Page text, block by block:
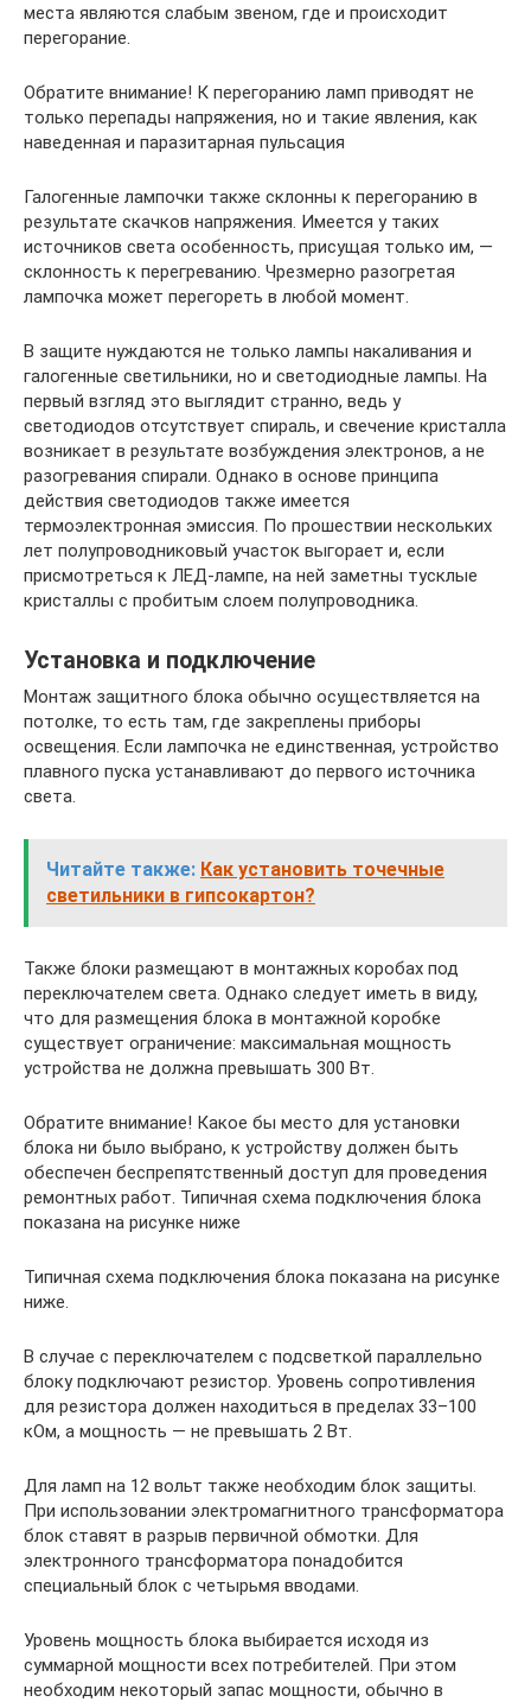
места являются слабым звеном, где и происходит
перегорание.
Обратите внимание! К перегоранию ламп приводят не
только перепады напряжения, но и такие явления, как
наведенная и паразитарная пульсация
Галогенные лампочки также склонны к перегоранию в
результате скачков напряжения. Имеется у таких
источников света особенность, присущая только им, —
склонность к перегреванию. Чрезмерно разогретая
лампочка может перегореть в любой момент.
В защите нуждаются не только лампы накаливания и
галогенные светильники, но и светодиодные лампы. На
первый взгляд это выглядит странно, ведь у
светодиодов отсутствует спираль, и свечение кристалла
возникает в результате возбуждения электронов, а не
разогревания спирали. Однако в основе принципа
действия светодиодов также имеется
термоэлектронная эмиссия. По прошествии нескольких
лет полупроводниковый участок выгорает и, если
присмотреться к ЛЕД-лампе, на ней заметны тусклые
кристаллы с пробитым слоем полупроводника.
Установка и подключение
Монтаж защитного блока обычно осуществляется на
потолке, то есть там, где закреплены приборы
освещения. Если лампочка не единственная, устройство
плавного пуска устанавливают до первого источника
света.
Читайте также: Как установить точечные
светильники в гипсокартон?
Также блоки размещают в монтажных коробах под
переключателем света. Однако следует иметь в виду,
что для размещения блока в монтажной коробке
существует ограничение: максимальная мощность
устройства не должна превышать 300 Вт.
Обратите внимание! Какое бы место для установки
блока ни было выбрано, к устройству должен быть
обеспечен беспрепятственный доступ для проведения
ремонтных работ. Типичная схема подключения блока
показана на рисунке ниже
Типичная схема подключения блока показана на рисунке
ниже.
В случае с переключателем с подсветкой параллельно
блоку подключают резистор. Уровень сопротивления
для резистора должен находиться в пределах 33–100
кОм, а мощность — не превышать 2 Вт.
Для ламп на 12 вольт также необходим блок защиты.
При использовании электромагнитного трансформатора
блок ставят в разрыв первичной обмотки. Для
электронного трансформатора понадобится
специальный блок с четырьмя вводами.
Уровень мощность блока выбирается исходя из
суммарной мощности всех потребителей. При этом
необходим некоторый запас мощности, обычно в